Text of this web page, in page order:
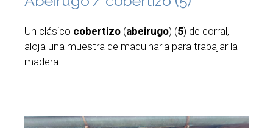
Un clásico cobertizo (abeirugo) (5) de corral,
aloja una muestra de maquinaria para trabajar la
madera.